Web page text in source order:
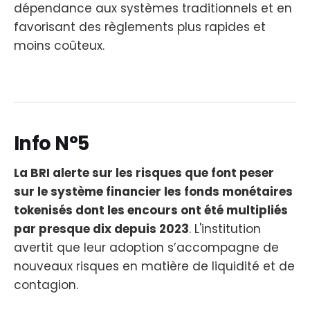
dépendance aux systèmes traditionnels et en
favorisant des règlements plus rapides et
moins coûteux.
Info N°5
La BRI alerte sur les risques que font peser
sur le système financier les fonds monétaires
tokenisés dont les encours ont été multipliés
par presque dix depuis 2023. L'institution
avertit que leur adoption s’accompagne de
nouveaux risques en matière de liquidité et de
contagion.